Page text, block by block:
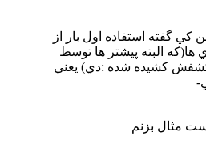
گفته استفاده اول بار از
ها(كه البته پيشتر ها توسط
كشيده شده :دي) يعني
مثال بزنم